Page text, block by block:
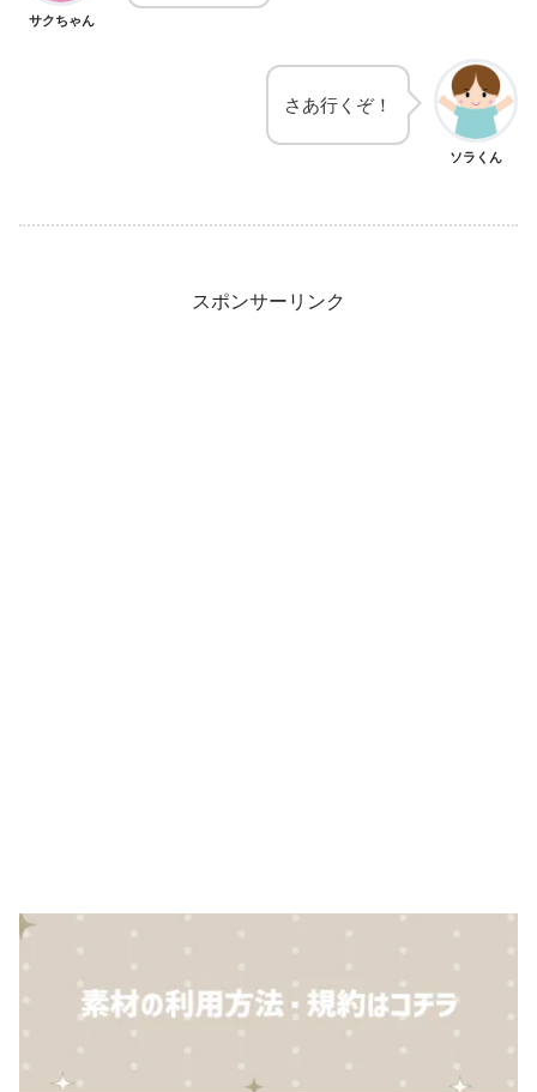
サクちゃん
ソラくん
さあ行くぞ！
スポンサーリンク